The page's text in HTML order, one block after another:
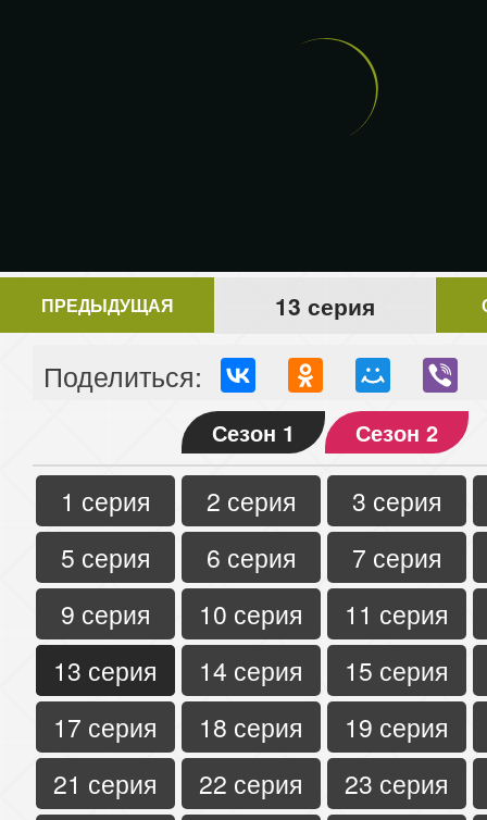
ПРЕДЫДУЩАЯ 13 серия
Поделиться:
Сезон 1 Сезон 2
1 серия 2 серия
3 серия
5 серия
6 серия
7 серия
9 серия
10 серия
11 серия
13 серия
14 серия
15 серия
17 серия
18 серия
19 серия
21 серия
22 серия
23 серия